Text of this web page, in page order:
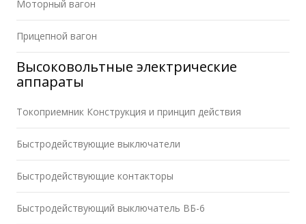
Моторный вагон
Прицепной вагон
Высоковольтные электрические
аппараты
Токоприемник Конструкция и принцип действия
Быстродействующие выключатели
Быстродействующие контакторы
Быстродействующий выключатель ВБ-6